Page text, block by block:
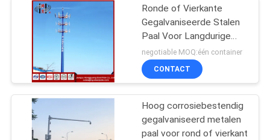
Staalnut Polen
Ronde of Vierkante
Gegalvaniseerde Stalen
Paal Voor Langdurige
Verlichtingsprestaties
negotiable MOQ:één container
CONTACT
Hoog corrosiebestendig
gegalvaniseerd metalen
paal voor rond of vierkant